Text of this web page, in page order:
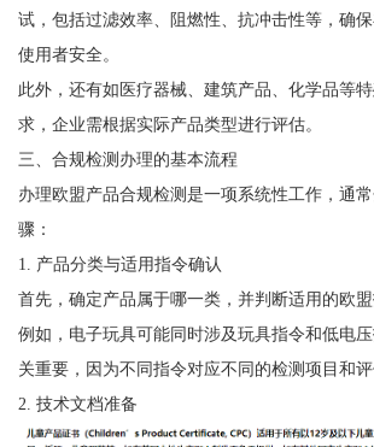
试，包括过滤效率、阻燃性、抗冲击性等，确
使用者安全。
此外，还有如医疗器械、建筑产品、化学品等
求，企业需根据实际产品类型进行评估。
三、合规检测办理的基本流程
办理欧盟产品合规检测是一项系统性工作，通
骤：
1. 产品分类与适用指令确认
首先，确定产品属于哪一类，并判断适用的欧盟
例如，电子玩具可能同时涉及玩具指令和低电
关重要，因为不同指令对应不同的检测项目和评
2. 技术文档准备